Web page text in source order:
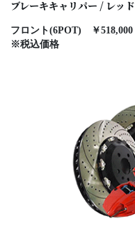
ブレーキキャリパー / レッド
フロント(6POT) ￥518,000
※税込価格